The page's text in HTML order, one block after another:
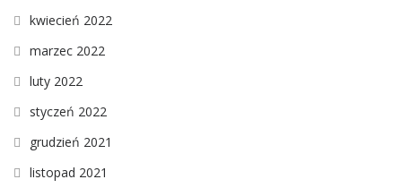
kwiecień 2022
marzec 2022
luty 2022
styczeń 2022
grudzień 2021
listopad 2021